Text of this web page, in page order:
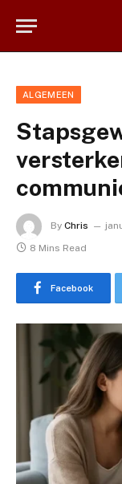
ALGEMEEN
By Chris
8 Mins Read
Facebook